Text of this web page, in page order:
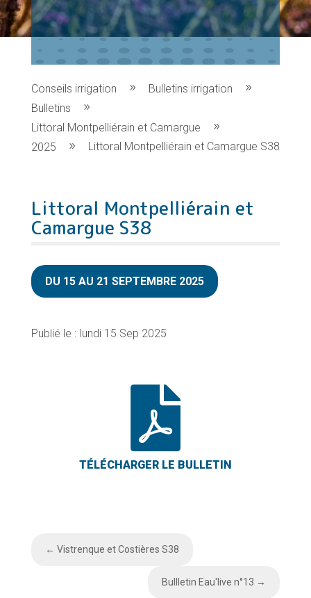
Conseils irrigation
Bulletins irrigation
Bulletins
Littoral Montpelliérain et Camargue
2025
Littoral Montpelliérain et Camargue S38
Littoral Montpelliérain et
Camargue S38
DU 15 AU 21 SEPTEMBRE 2025
lundi 15 Sep 2025

← Vistrenque et Costières S38
Bullletin Eau'live n°13 →